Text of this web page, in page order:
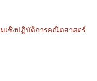
เชิงปฏิบัติการคณิตศาสตร์